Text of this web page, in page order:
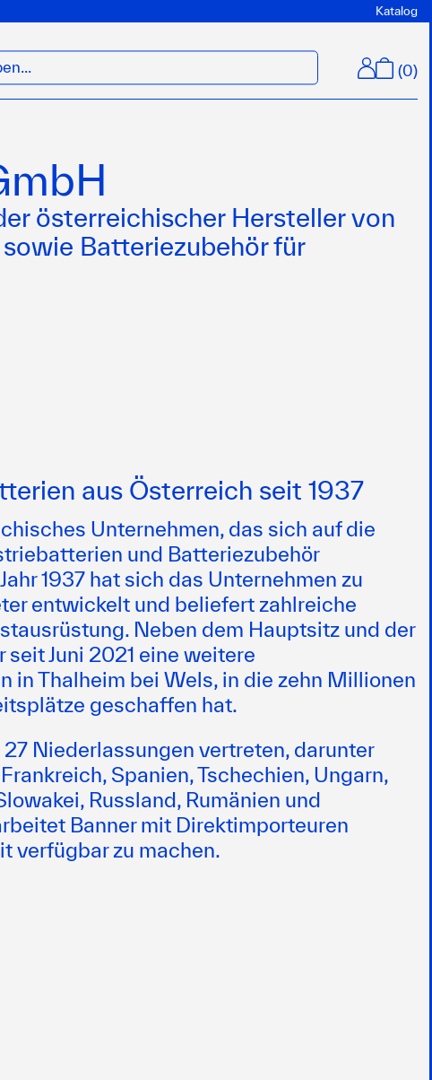
Katalog
(0)
österreichischer Hersteller von
Batteriezubehör für
aus Österreich seit 1937
Unternehmen, das sich auf die
und Batteriezubehör
1937 hat sich das Unternehmen zu
entwickelt und beliefert zahlreiche
Neben dem Hauptsitz und der
Juni 2021 eine weitere
Thalheim bei Wels, in die zehn Millionen
geschaffen hat.
Niederlassungen vertreten, darunter
Spanien, Tschechien, Ungarn,
Russland, Rumänien und
Banner mit Direktimporteuren
verfügbar zu machen.